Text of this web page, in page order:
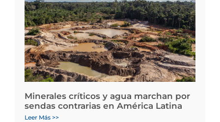
Minerales críticos y agua marchan por
sendas contrarias en América Latina
Leer Más >>